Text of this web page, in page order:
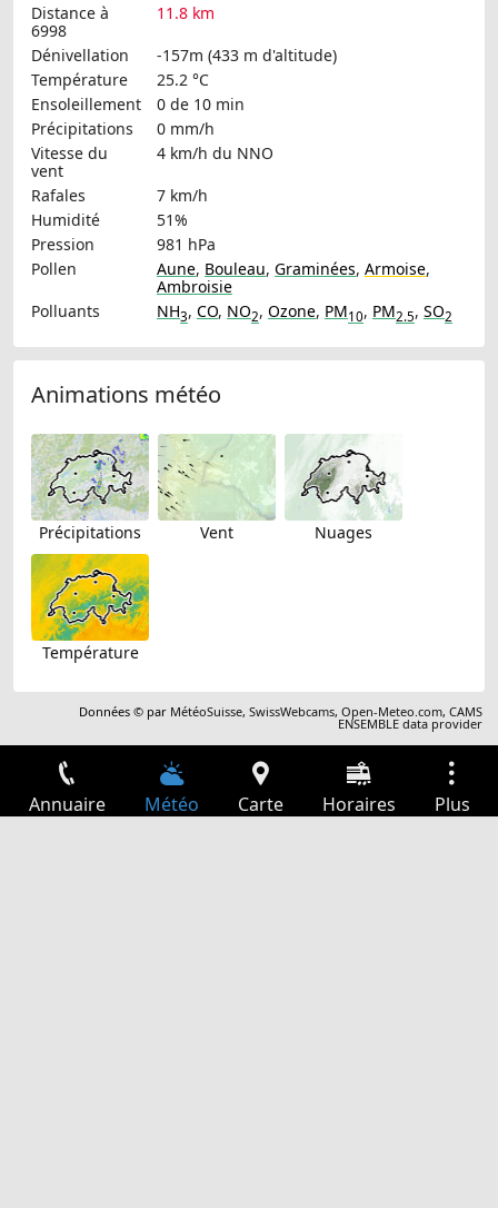
Distance à
6998
11.8 km
Dénivellation
-157m (433 m d'altitude)
Température
25.2 °C
Ensoleillement
0 de 10 min
Précipitations
0 mm/h
Vitesse du
vent
4 km/h du NNO
Rafales
7 km/h
Humidité
51%
Pression
981 hPa
Pollen
Aune, Bouleau, Graminées, Armoise,
Ambroisie
Polluants
NH3, CO, NO2, Ozone, PM10, PM2.5, SO2
Animations météo
Précipitations Vent Nuages
Température
Données © par MétéoSuisse,SwissWebcams,Open-Meteo.com,CAMS
ENSEMBLE data provider
Annuaire Météo Carte Horaires Plus